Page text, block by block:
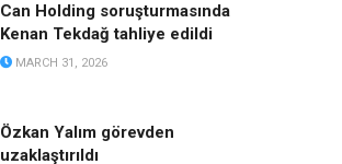
Can Holding soruşturmasında
Kenan Tekdağ tahliye edildi
MARCH 31, 2026
Özkan Yalım görevden
uzaklaştırıldı